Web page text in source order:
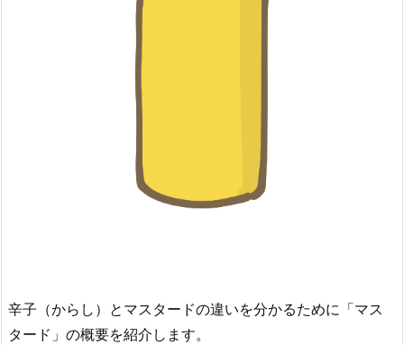
辛子（からし）とマスタードの違いを分かるために「マス
タード」の概要を紹介します。